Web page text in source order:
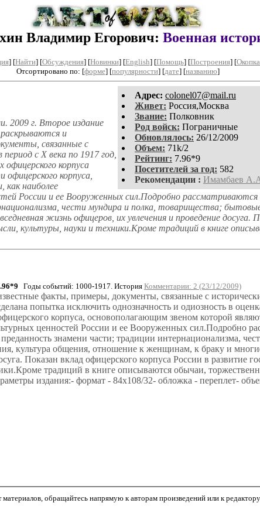
Владимир Егорович: Военная
] [Найти] [Обсуждения] [Новинки] [English] [Помощь] [Построения] [
Отсортировано по: [форме] [популярности] [дате] [названию]
Aдpeс: colonel07@mail.ru
Живет: Россия,Москва
Звание: Полковник
Род войск: Пограничные
Обновлялось: 26/12/2009
Объем: 71k/2
Рейтинг: 7.96*9
Посетителей за год: 582
Рекомендации : Имамбаев
2009 г. Второе издание
раскрываются и
связанные с
с X века по 1917 год,
корпуса
корпуса,
как наиболее
России и ее Вооруженных сил.Подробно
чести мундира и полка, товарищества;
жизнь офицеров, их увлечения и проведение досуга.
культуры, науки и техники.Кроме традиций в книге
Годы событий: 1000-1917. История Комментарии: 2 (23/12/2009)
факты, примеры, документы, связанные с
попытка исключить однозначность и одиозность в
корпуса, основополагающим звеном которой
ценностей России и ее Вооруженных сил.Подробно
знамени части; традиции интернационализма,
культура общения, отношение к женщинам, к браку и
Показан вклад офицерского корпуса России в развитие
традиций в книге описываются обычаи,
издания:- формат - 84х108/32- обложка - переплет-
обращайтесь напрямую к авторам произведений или к